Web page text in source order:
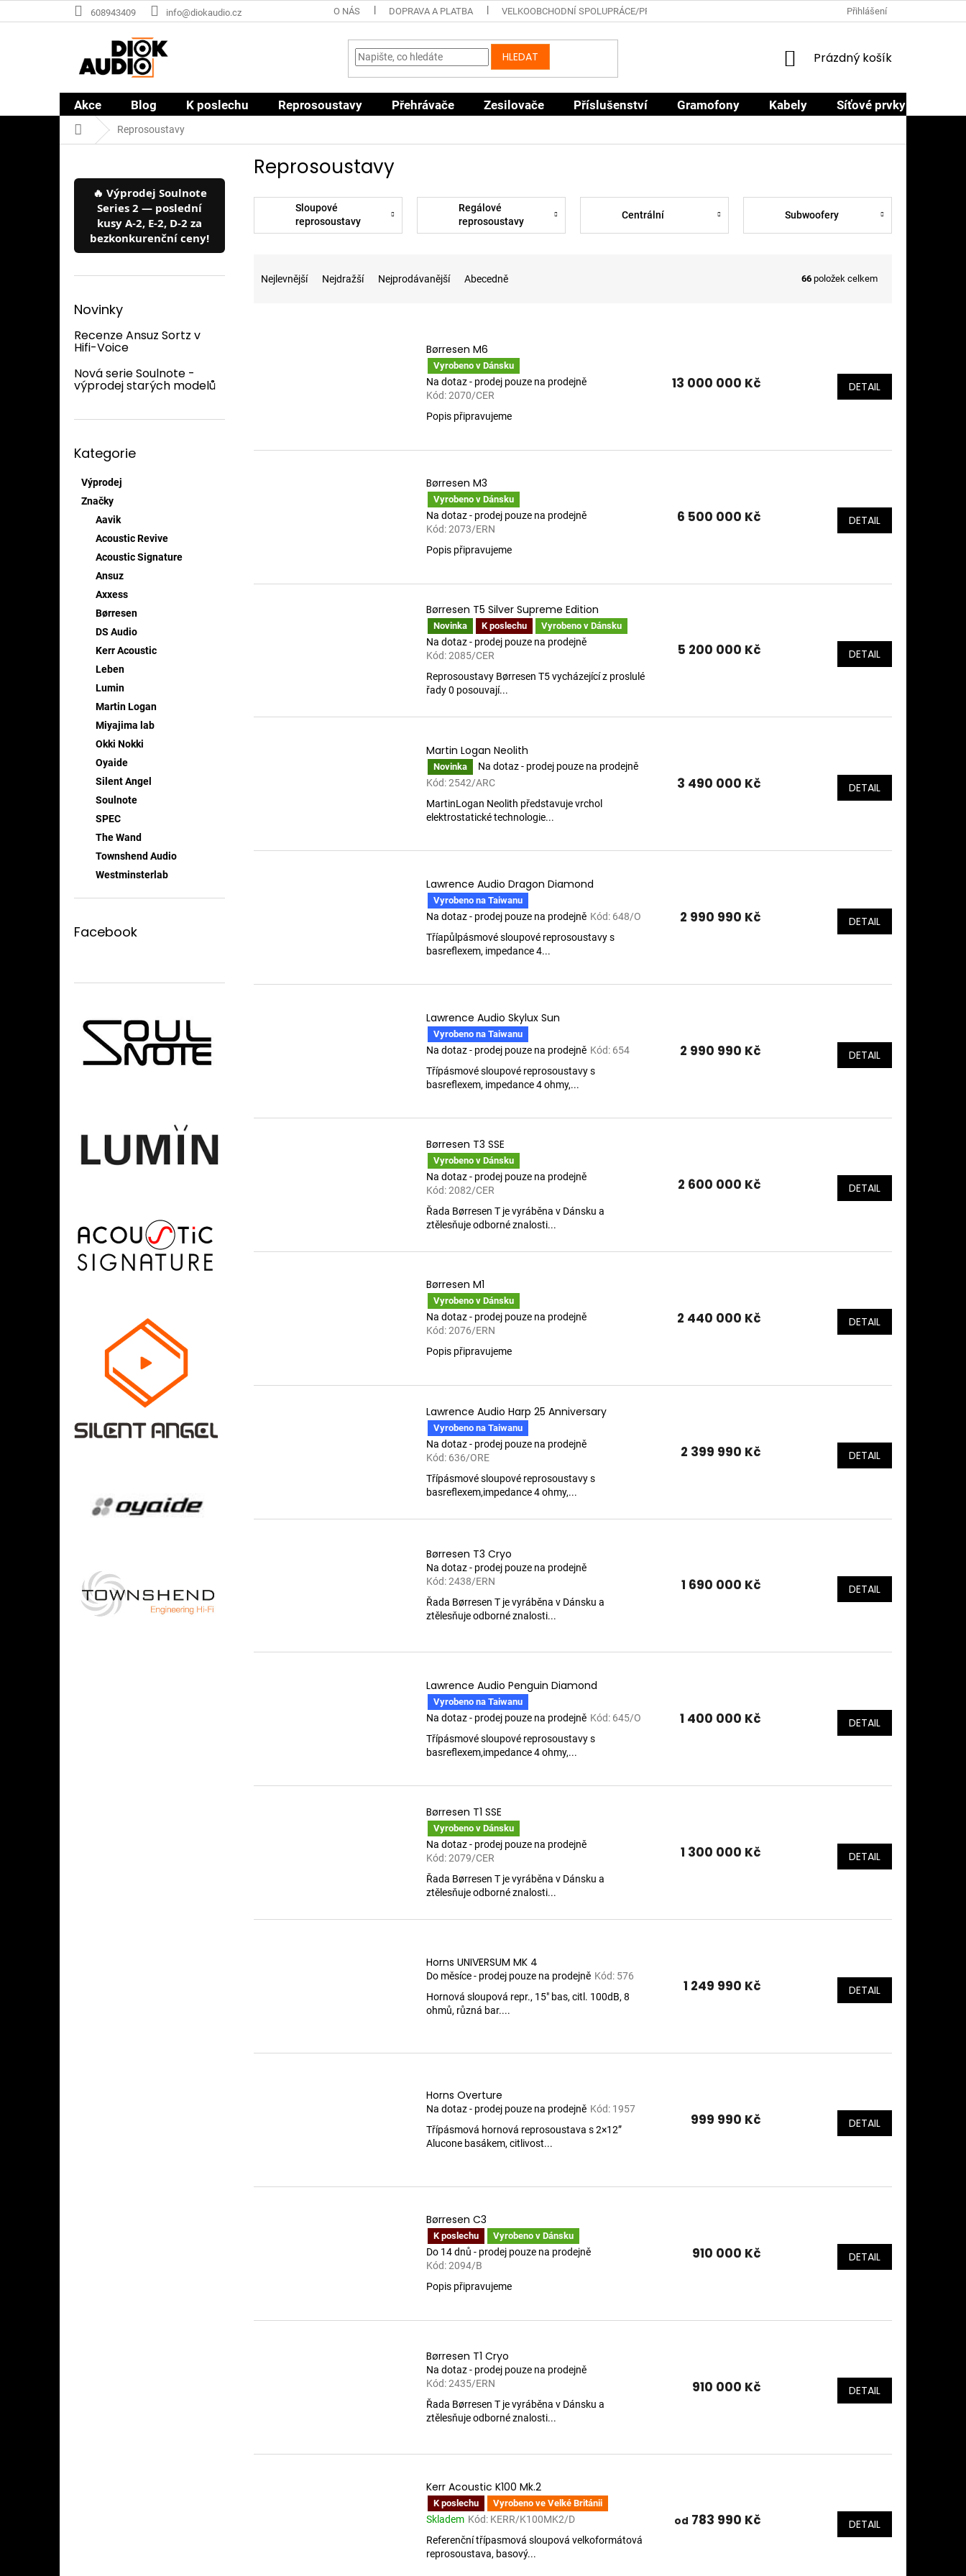
na
608943409 info@diokaudio.cz O NÁS DOPRAVA A PLATBA VELKOOBCHODNÍ SPOLUPRÁCE/PRODEJCI OBCHODNÍ PODMÍNKY
Přihlášení
HLEDAT
NÁKUPNÍ
Prázdný košík
Akce Blog K poslechu Reprosoustavy Přehrávače Zesilovače Příslušenství Gramofony Kabely Síťové prvky
Domů Reprosoustavy
🔥 Výprodej Soulnote
Series 2 — poslední
kusy A-2, E-2, D-2 za
bezkonkurenční ceny!
Novinky
Recenze Ansuz Sortz v
Hifi-Voice
Nová serie Soulnote -
výprodej starých modelů
kategorie
Kategorie
Výprodej
Značky
Aavik
Acoustic Revive
Acoustic Signature
Ansuz
Axxess
Børresen
DS Audio
Kerr Acoustic
Leben
Lumin
Martin Logan
Miyajima lab
Okki Nokki
Oyaide
Silent Angel
Soulnote
SPEC
The Wand
Townshend Audio
Westminsterlab
Facebook
Reprosoustavy
Sloupové
reprosoustavy
Regálové
reprosoustavy
Centrální Subwoofery
a
t
Nejlevnější Nejdražší Nejprodávanější Abecedně 66 položek celkem
d
Børresen M6
Vyrobeno v Dánsku
Na dotaz - prodej pouze na prodejně
Kód:2070/CER
Popis připravujeme
13 000 000 Kč DETAIL
Børresen M3
Vyrobeno v Dánsku
Na dotaz - prodej pouze na prodejně
Kód:2073/ERN
Popis připravujeme
6 500 000 Kč DETAIL
Børresen T5 Silver Supreme Edition
Novinka K poslechu Vyrobeno v Dánsku
Na dotaz - prodej pouze na prodejně
Kód:2085/CER
Reprosoustavy Børresen T5 vycházející z proslulé
řady 0 posouvají...
5 200 000 Kč DETAIL
Martin Logan Neolith
Novinka
Na dotaz - prodej pouze na prodejně
Kód:2542/ARC
MartinLogan Neolith představuje vrchol
elektrostatické technologie...
3 490 000 Kč DETAIL
Lawrence Audio Dragon Diamond
Vyrobeno na Taiwanu
Na dotaz - prodej pouze na prodejně Kód: 648/O
Tříapůlpásmové sloupové reprosoustavy s
basreflexem, impedance 4...
2 990 990 Kč DETAIL
Lawrence Audio Skylux Sun
Vyrobeno na Taiwanu
Na dotaz - prodej pouze na prodejně Kód: 654
Třípásmové sloupové reprosoustavy s
basreflexem, impedance 4 ohmy,...
2 990 990 Kč DETAIL
Børresen T3 SSE
Vyrobeno v Dánsku
Na dotaz - prodej pouze na prodejně
Kód:2082/CER
Řada Børresen T je vyráběna v Dánsku a
ztělesňuje odborné znalosti...
2 600 000 Kč DETAIL
Børresen M1
Vyrobeno v Dánsku
Na dotaz - prodej pouze na prodejně
Kód:2076/ERN
Popis připravujeme
2 440 000 Kč DETAIL
Lawrence Audio Harp 25 Anniversary
Vyrobeno na Taiwanu
Na dotaz - prodej pouze na prodejně
Kód: 636/ORE
Třípásmové sloupové reprosoustavy s
basreflexem,impedance 4 ohmy,...
2 399 990 Kč DETAIL
Børresen T3 Cryo
Na dotaz - prodej pouze na prodejně
Kód:2438/ERN
Řada Børresen T je vyráběna v Dánsku a
ztělesňuje odborné znalosti...
1 690 000 Kč DETAIL
Lawrence Audio Penguin Diamond
Vyrobeno na Taiwanu
Na dotaz - prodej pouze na prodejně Kód: 645/O
Třípásmové sloupové reprosoustavy s
basreflexem,impedance 4 ohmy,...
1 400 000 Kč DETAIL
Børresen T1 SSE
Vyrobeno v Dánsku
Na dotaz - prodej pouze na prodejně
Kód:2079/CER
Řada Børresen T je vyráběna v Dánsku a
ztělesňuje odborné znalosti...
1 300 000 Kč DETAIL
Horns UNIVERSUM MK 4
Do měsíce - prodej pouze na prodejně Kód: 576
Hornová sloupová repr., 15" bas, citl. 100dB, 8
ohmů, různá bar....
1 249 990 Kč DETAIL
Horns Overture
Na dotaz - prodej pouze na prodejně Kód: 1957
Třípásmová hornová reprosoustava s 2×12”
Alucone basákem, citlivost...
999 990 Kč DETAIL
Børresen C3
K poslechu Vyrobeno v Dánsku
Do 14 dnů - prodej pouze na prodejně
Kód:2094/B
Popis připravujeme
910 000 Kč DETAIL
Børresen T1 Cryo
Na dotaz - prodej pouze na prodejně
Kód:2435/ERN
Řada Børresen T je vyráběna v Dánsku a
ztělesňuje odborné znalosti...
910 000 Kč DETAIL
Kerr Acoustic K100 Mk.2
K poslechu Vyrobeno ve Velké Británii
Skladem Kód: KERR/K100MK2/D
Referenční třípasmová sloupová velkoformátová
reprosoustava, basový...
od 783 990 Kč DETAIL